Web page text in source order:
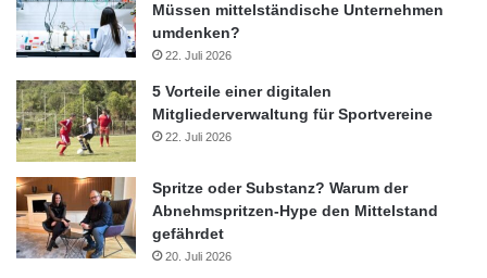
Müssen mittelständische Unternehmen
umdenken?
22. Juli 2026
5 Vorteile einer digitalen
Mitgliederverwaltung für Sportvereine
22. Juli 2026
Spritze oder Substanz? Warum der
Abnehmspritzen-Hype den Mittelstand
gefährdet
20. Juli 2026